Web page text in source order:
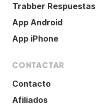
Trabber Respuestas
App Android
App iPhone
CONTACTAR
Contacto
Afiliados